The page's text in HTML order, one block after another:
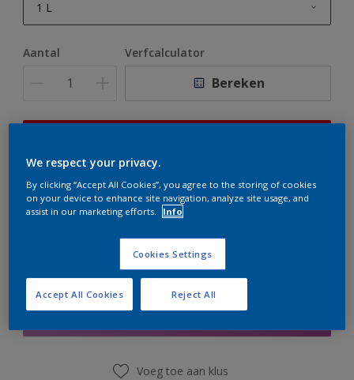
1 L
10 L
Aantal Verfcalculator
Bereken
te bestellen. Houd de website in de gaten, we werken
er hard aan om de voorraad aan te vullen.
Boodschappenlijst
Voeg toe aan klus
We respect your privacy.
By clicking “Accept All Cookies”, you agree to the storing of cookies
on your device to enhance site navigation, analyze site usage, and
assist in our marketing efforts.
Info
Cookies Settings
Reject All
Accept All Cookies